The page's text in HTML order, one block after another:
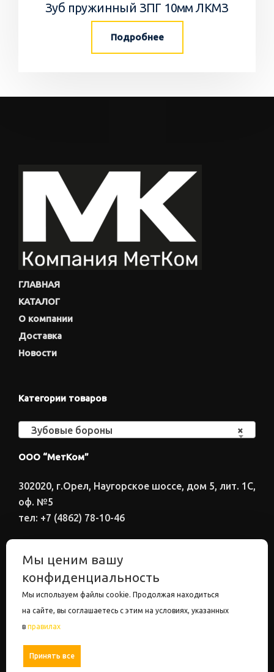
Зуб пружинный ЗПГ 10мм ЛКМЗ
Подробнее
ГЛАВНАЯ
КАТАЛОГ
О компании
Доставка
Новости
Категории товаров
×
Зубовые бороны
ООО “МетКом”
302020, г.Орел, Наугорское шоссе, дом 5, лит. 1С,
оф. №5
тел: +7 (4862) 78-10-46
Электронный адрес
metkom57@mail.ru
ООО "МетКом". Все права защищены.
Мы ценим вашу
конфиденциальность
Мы используем файлы cookie. Продолжая находиться
на сайте, вы соглашаетесь с этим на условиях, указанных
в правилах
Принять все